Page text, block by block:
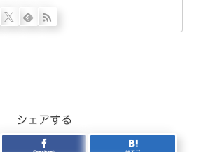
シェアする